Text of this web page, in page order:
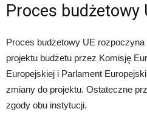
Proces budżetowy
Proces budżetowy UE
projektu budżetu przez Komisję
Europejskiej i Parlament
zmiany do projektu. Ostateczne
zgody obu instytucji.